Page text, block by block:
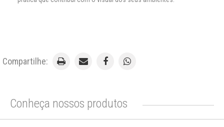
Compartilhe:
Conheça nossos produtos